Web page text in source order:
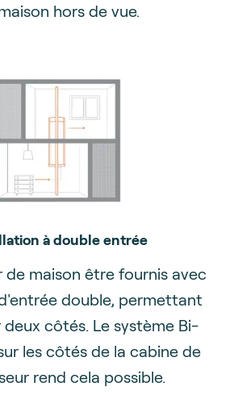
hors de vue.
à double entrée
de maison être fournis avec
double, permettant
côtés. Le système Bi-
les côtés de la cabine de
rend cela possible.